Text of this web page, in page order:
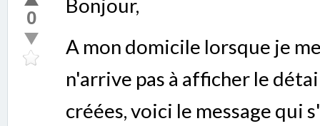
0
Bonjour,
A mon domicile lorsque je
n'arrive pas à afficher le
créées, voici le message qui